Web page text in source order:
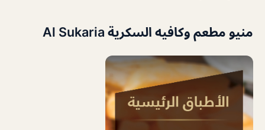
منيو مطعم وكافيه السكرية Al Sukaria